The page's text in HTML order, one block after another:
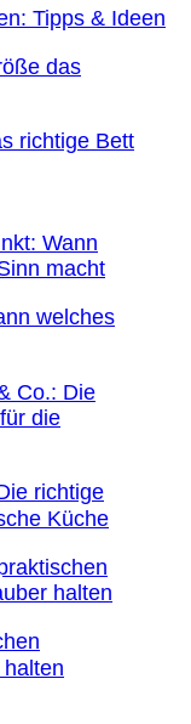
Tipps & Ideen
richtige Bett
welches
richtige
Küche